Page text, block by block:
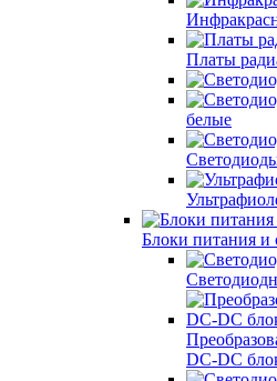
Платы
белые
Блоки питания и
DC-DC